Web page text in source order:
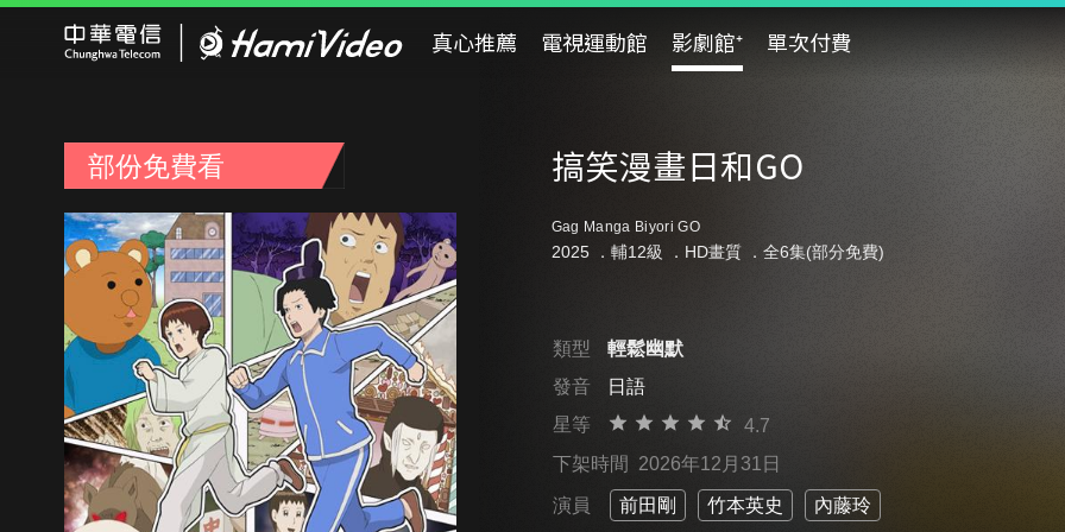
真心推薦 電視運動館 影劇館⁺ 單次付費
部份免費看 搞笑漫畫日和GO
Gag Manga Biyori GO
2025 ． 輔12級 ．HD畫質 ．全6集(部分免費)
類型
輕鬆幽默
發音
日語
星等
4.7
下架時間 2026年12月31日
演員 前田剛 竹本英史 內藤玲